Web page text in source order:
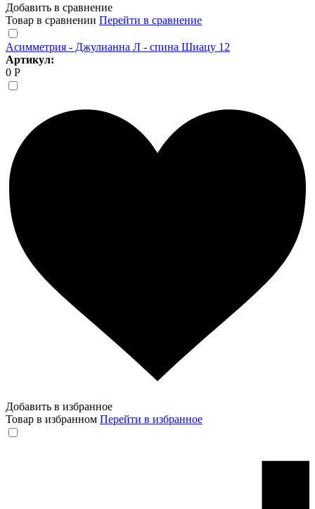
Добавить в сравнение
Товар в сравнении Перейти в сравнение
Асимметрия - Джулианна Л - спина Шиацу 12
Артикул:
0 Р
Добавить в избранное
Товар в избранном Перейти в избранное